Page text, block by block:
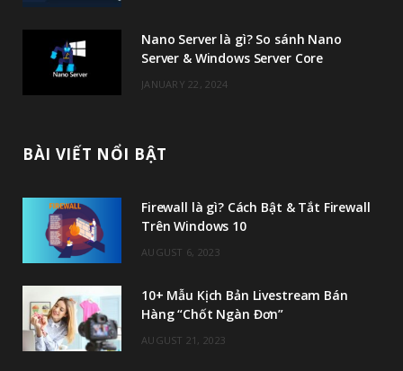
Nano Server là gì? So sánh Nano
Server & Windows Server Core
JANUARY 22, 2024
BÀI VIẾT NỔI BẬT
Firewall là gì? Cách Bật & Tắt Firewall
Trên Windows 10
AUGUST 6, 2023
10+ Mẫu Kịch Bản Livestream Bán
Hàng “Chốt Ngàn Đơn”
AUGUST 21, 2023